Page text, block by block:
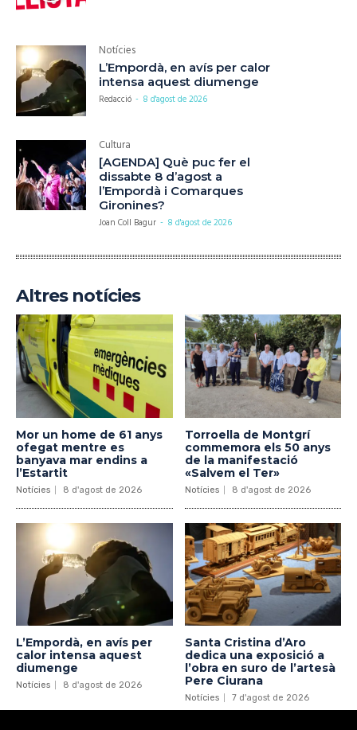
Notícies
L’Empordà, en avís per calor
intensa aquest diumenge
Redacció - 8 d'agost de 2026
Cultura
[AGENDA] Què puc fer el
dissabte 8 d’agost a
l’Empordà i Comarques
Gironines?
Joan Coll Bagur - 8 d'agost de 2026
Altres notícies
Mor un home de 61 anys
ofegat mentre es
banyava mar endins a
l’Estartit
Notícies 8 d'agost de 2026
Torroella de Montgrí
commemora els 50 anys
de la manifestació
«Salvem el Ter»
Notícies 8 d'agost de 2026
L’Empordà, en avís per
calor intensa aquest
diumenge
Notícies 8 d'agost de 2026
Santa Cristina d’Aro
dedica una exposició a
l’obra en suro de l’artesà
Pere Ciurana
Notícies 7 d'agost de 2026